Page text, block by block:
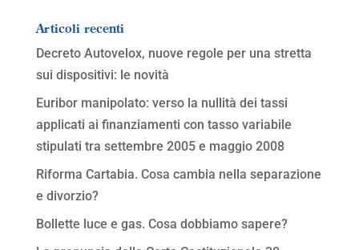
Articoli recenti
Decreto Autovelox, nuove regole per una stretta
sui dispositivi: le novità
Euribor manipolato: verso la nullità dei tassi
applicati ai finanziamenti con tasso variabile
stipulati tra settembre 2005 e maggio 2008
Riforma Cartabia. Cosa cambia nella separazione
e divorzio?
Bollette luce e gas. Cosa dobbiamo sapere?